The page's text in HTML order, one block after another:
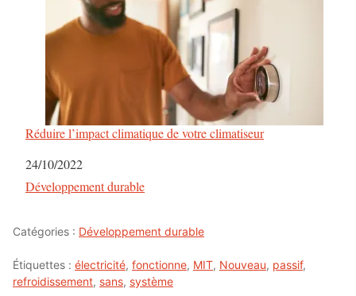
Réduire l’impact climatique de votre climatiseur
Date
24/10/2022
Par rapport à
Développement durable
Catégories : Développement durable
Étiquettes : électricité, fonctionne, MIT, Nouveau, passif,
refroidissement, sans, système